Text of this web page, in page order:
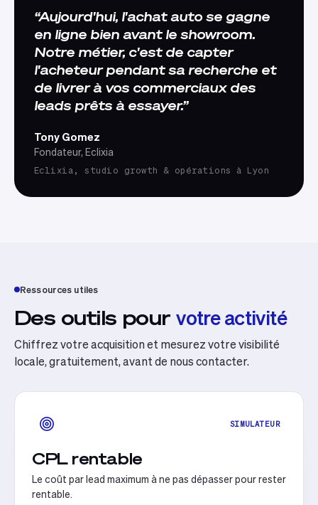
Aujourd'hui, l'achat auto se gagne
en ligne bien avant le showroom.
Notre métier, c'est de capter
l'acheteur pendant sa recherche et
de livrer à vos commerciaux des
leads prêts à essayer.
Tony Gomez
Fondateur, Eclixia
Eclixia, studio growth & opérations à Lyon
Ressources utiles
Des outils pour votre activité
Chiffrez votre acquisition et mesurez votre visibilité
locale, gratuitement, avant de nous contacter.
SIMULATEUR
CPL rentable
Le coût par lead maximum à ne pas dépasser pour rester
rentable.